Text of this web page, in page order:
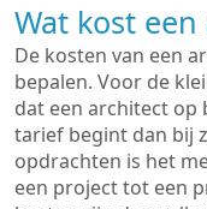
Wat kost
De kosten van een
bepalen. Voor de
dat een architect op
tarief begint dan bij
opdrachten is het
een project tot een